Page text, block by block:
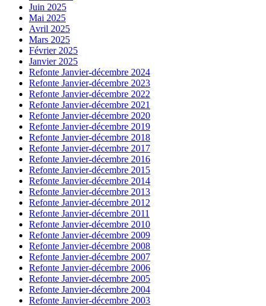
Juin 2025
Mai 2025
Avril 2025
Mars 2025
Février 2025
Janvier 2025
Refonte Janvier-décembre 2024
Refonte Janvier-décembre 2023
Refonte Janvier-décembre 2022
Refonte Janvier-décembre 2021
Refonte Janvier-décembre 2020
Refonte Janvier-décembre 2019
Refonte Janvier-décembre 2018
Refonte Janvier-décembre 2017
Refonte Janvier-décembre 2016
Refonte Janvier-décembre 2015
Refonte Janvier-décembre 2014
Refonte Janvier-décembre 2013
Refonte Janvier-décembre 2012
Refonte Janvier-décembre 2011
Refonte Janvier-décembre 2010
Refonte Janvier-décembre 2009
Refonte Janvier-décembre 2008
Refonte Janvier-décembre 2007
Refonte Janvier-décembre 2006
Refonte Janvier-décembre 2005
Refonte Janvier-décembre 2004
Refonte Janvier-décembre 2003